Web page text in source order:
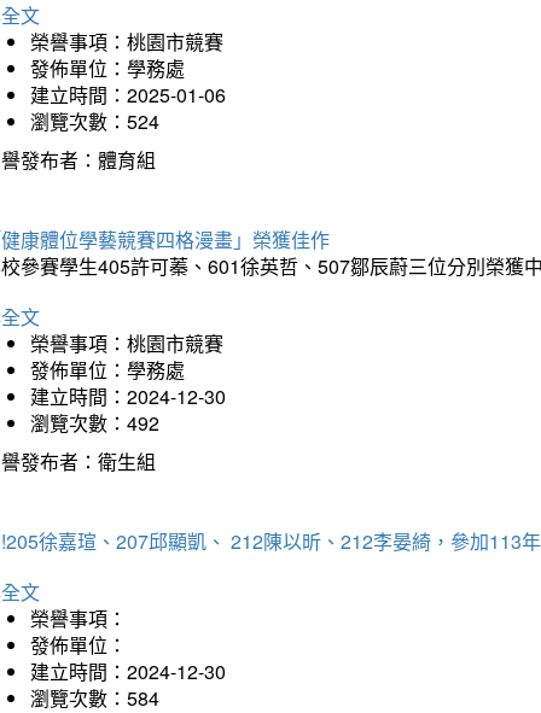
文
榮譽事項：桃園市競賽
發佈單位：學務處
建立時間：2025-01-06
瀏覽次數：524
發布者：體育組
康體位學藝競賽四格漫畫」榮獲佳作
參賽學生405許可蓁、601徐英哲、507鄒辰蔚三位分別榮獲
文
榮譽事項：桃園市競賽
發佈單位：學務處
建立時間：2024-12-30
瀏覽次數：492
發布者：衛生組
徐嘉瑄、207邱顯凱、 212陳以昕、212李晏綺，參加113
文
榮譽事項：
發佈單位：
建立時間：2024-12-30
瀏覽次數：584